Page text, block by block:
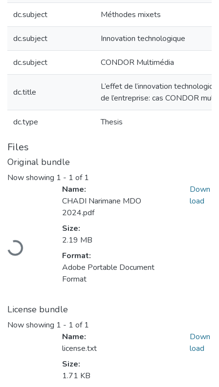
dc.subject Méthodes mixets
dc.subject Innovation technologique
dc.subject CONDOR Multimédia
dc.title
L’effet de l’innovation
de l’entreprise: cas CONDOR
dc.type Thesis
Files
Original bundle
Now showing 1 - 1 of 1
Loading...
Name:
CHADI Narimane MDO
2024.pdf
Size:
2.19 MB
Format:
Adobe Portable Document
Format
Down
load
License bundle
Now showing 1 - 1 of 1
Name:
license.txt
Size:
1.71 KB
Down
load